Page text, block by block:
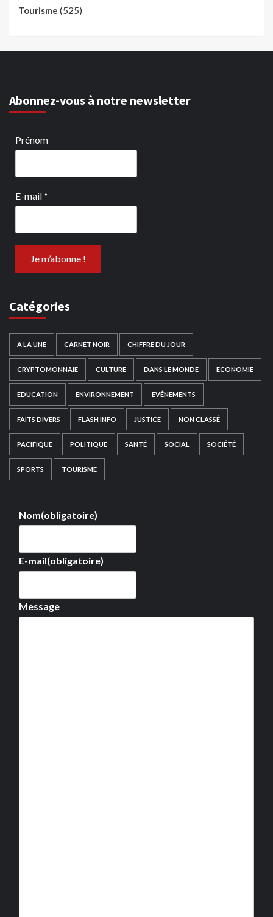
Tourisme (525)
Abonnez-vous à notre newsletter
Prénom
E-mail*
Catégories
A LA UNE CARNET NOIR CHIFFRE DU JOUR
CRYPTOMONNAIE CULTURE DANS LE MONDE ECONOMIE
EDUCATION ENVIRONNEMENT EVÉNEMENTS
FAITS DIVERS FLASH INFO JUSTICE NON CLASSÉ
PACIFIQUE POLITIQUE SANTÉ SOCIAL SOCIÉTÉ
SPORTS TOURISME
Nom(obligatoire)
E-mail(obligatoire)
Message